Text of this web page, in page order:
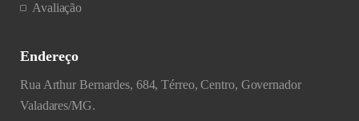
Avaliação
Endereço
Rua Arthur Bernardes, 684, Térreo, Centro, Governador
Valadares/MG.